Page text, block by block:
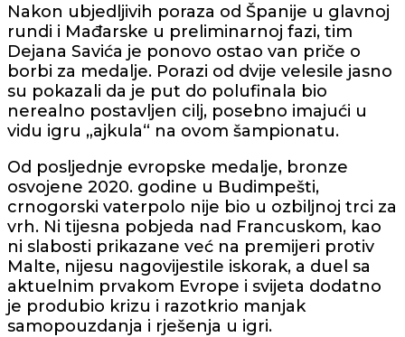
Nakon ubjedljivih poraza od Španije u glavnoj
rundi i Mađarske u preliminarnoj fazi, tim
Dejana Savića je ponovo ostao van priče o
borbi za medalje. Porazi od dvije velesile jasno
su pokazali da je put do polufinala bio
nerealno postavljen cilj, posebno imajući u
vidu igru „ajkula“ na ovom šampionatu.
Od posljednje evropske medalje, bronze
osvojene 2020. godine u Budimpešti,
crnogorski vaterpolo nije bio u ozbiljnoj trci za
vrh. Ni tijesna pobjeda nad Francuskom, kao
ni slabosti prikazane već na premijeri protiv
Malte, nijesu nagovijestile iskorak, a duel sa
aktuelnim prvakom Evrope i svijeta dodatno
je produbio krizu i razotkrio manjak
samopouzdanja i rješenja u igri.